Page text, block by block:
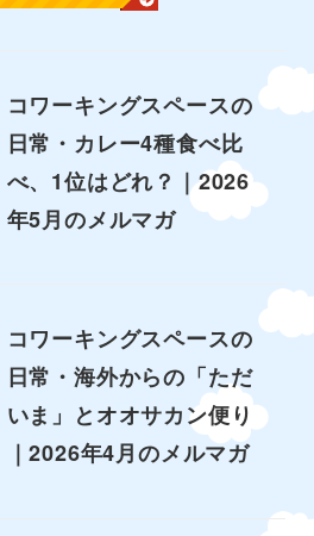
コワーキングスペースの
日常・カレー4種食べ比
べ、1位はどれ？｜2026
年5月のメルマガ
コワーキングスペースの
日常・海外からの「ただ
いま」とオオサカン便り
｜2026年4月のメルマガ